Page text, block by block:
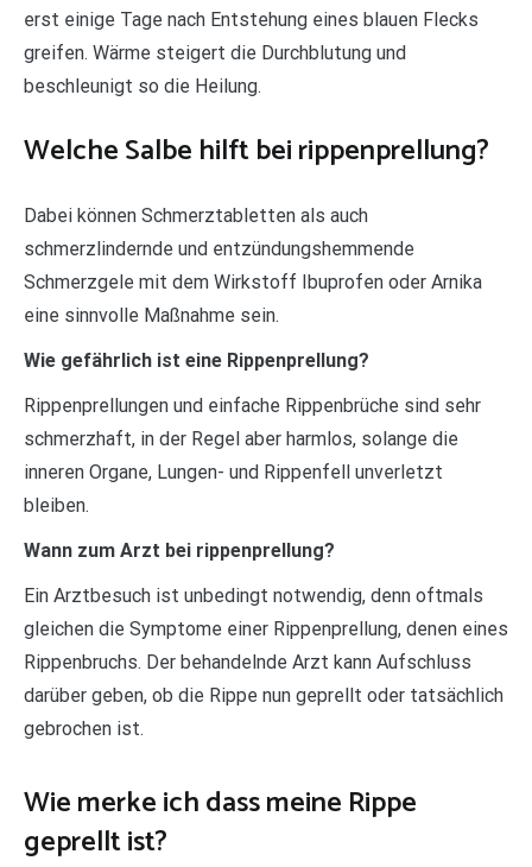
erst einige Tage nach Entstehung eines blauen Flecks
greifen. Wärme steigert die Durchblutung und
beschleunigt so die Heilung.
Welche Salbe hilft bei rippenprellung?
Dabei können Schmerztabletten als auch
schmerzlindernde und entzündungshemmende
Schmerzgele mit dem Wirkstoff Ibuprofen oder Arnika
eine sinnvolle Maßnahme sein.
Wie gefährlich ist eine Rippenprellung?
Rippenprellungen und einfache Rippenbrüche sind sehr
schmerzhaft, in der Regel aber harmlos, solange die
inneren Organe, Lungen- und Rippenfell unverletzt
bleiben.
Wann zum Arzt bei rippenprellung?
Ein Arztbesuch ist unbedingt notwendig, denn oftmals
gleichen die Symptome einer Rippenprellung, denen eines
Rippenbruchs. Der behandelnde Arzt kann Aufschluss
darüber geben, ob die Rippe nun geprellt oder tatsächlich
gebrochen ist.
Wie merke ich dass meine Rippe
geprellt ist?